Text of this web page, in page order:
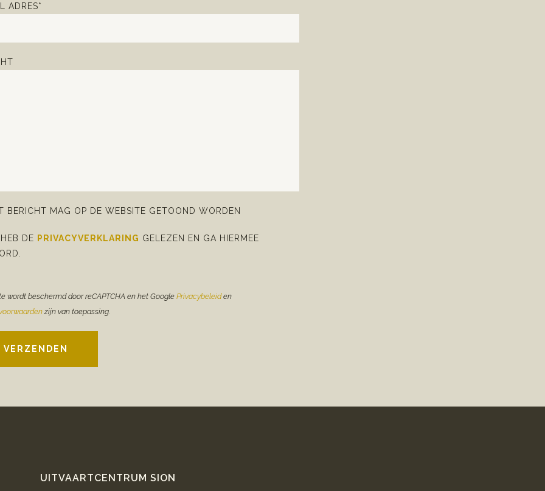
ADRES*
BERICHT MAG OP DE WEBSITE GETOOND WORDEN
DE PRIVACYVERKLARING GELEZEN EN GA HIERMEE
wordt beschermd door reCAPTCHA en het Google Privacybeleiden
zijn van toepassing.
VERZENDEN
UITVAARTCENTRUM SION